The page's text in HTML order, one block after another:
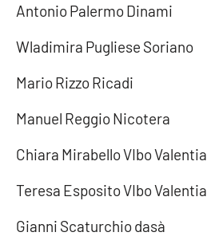
LaC Network
LaC OnAir
LOCALI
Catanzaro
Antonio Palermo Dinami
Wladimira Pugliese Soriano
Mario Rizzo Ricadi
Manuel Reggio Nicotera
Chiara Mirabello VIbo Valentia
Teresa Esposito VIbo Valentia
Gianni Scaturchio dasà